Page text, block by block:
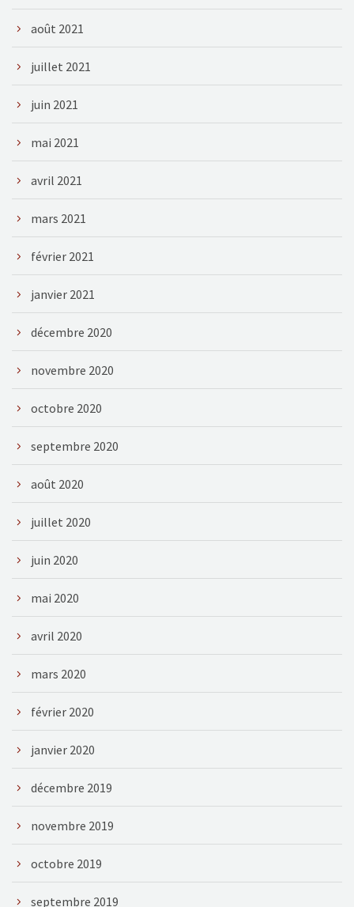
août 2021
juillet 2021
juin 2021
mai 2021
avril 2021
mars 2021
février 2021
janvier 2021
décembre 2020
novembre 2020
octobre 2020
septembre 2020
août 2020
juillet 2020
juin 2020
mai 2020
avril 2020
mars 2020
février 2020
janvier 2020
décembre 2019
novembre 2019
octobre 2019
septembre 2019